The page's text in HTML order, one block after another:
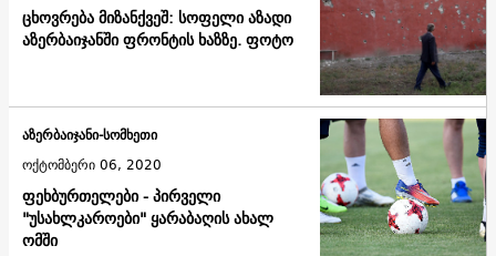
ცხოვრება მიზანქვეშ: სოფელი აზადი
აზერბაიჯანში ფრონტის ხაზზე. ფოტო
ფეხბურთელები - პირველი
"უსახლკაროები" ყარაბაღის ახალ
ომში
აზერბაიჯანი-სომხეთი
ოქტომბერი 06, 2020